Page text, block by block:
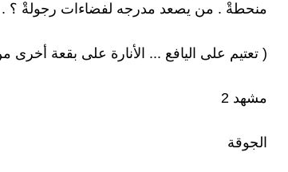
منحطةْ . من يصعد مدرجه لفضاءات رجولةْ ؟ .
( تعتيم على اليافع ... الأنارة على بقعة
مشهد 2
الجوقة